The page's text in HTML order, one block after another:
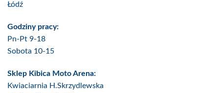
Łódź
Godziny pracy:
Pn-Pt 9-18
Sobota 10-15
Sklep Kibica Moto Arena:
Kwiaciarnia H.Skrzydlewska